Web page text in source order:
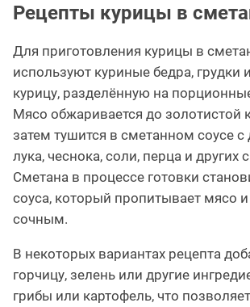
Рецепты курицы в
Для приготовления курицы в
используют куриные бедра, грудки
курицу, разделённую на
Мясо обжаривается до золотистой
затем тушится в сметанном соусе
лука, чеснока, соли, перца и других
Сметана в процессе готовки
соуса, который пропитывает мясо и
сочным.
В некоторых вариантах рецепта
горчицу, зелень или другие
грибы или картофель, что